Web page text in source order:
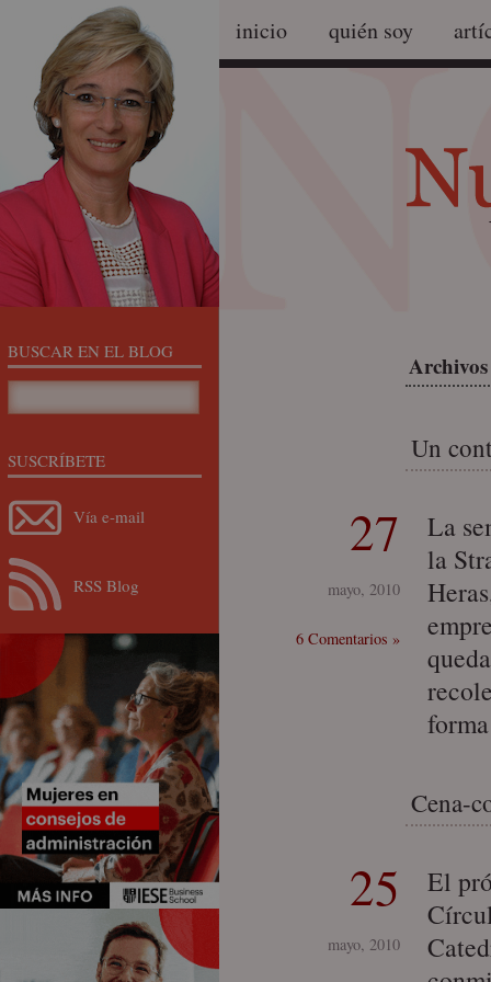
inicio quién soy
Un
27
mayo, 2010
6 Comentarios »
La
la
Cena-
25
mayo, 2010
El
BUSCAR EN EL BLOG
SUSCRÍBETE
Vía e-mail
RSS Blog